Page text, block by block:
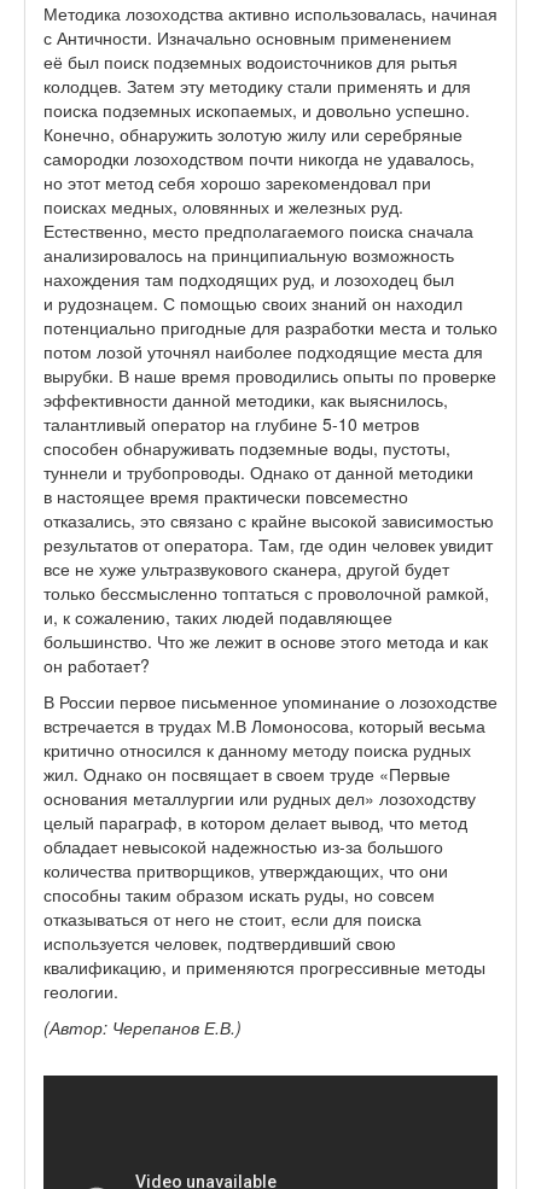
Методика лозоходства активно использовалась, начиная
с Античности. Изначально основным применением
её был поиск подземных водоисточников для рытья
колодцев. Затем эту методику стали применять и для
поиска подземных ископаемых, и довольно успешно.
Конечно, обнаружить золотую жилу или серебряные
самородки лозоходством почти никогда не удавалось,
но этот метод себя хорошо зарекомендовал при
поисках медных, оловянных и железных руд.
Естественно, место предполагаемого поиска сначала
анализировалось на принципиальную возможность
нахождения там подходящих руд, и лозоходец был
и рудознацем. С помощью своих знаний он находил
потенциально пригодные для разработки места и только
потом лозой уточнял наиболее подходящие места для
вырубки. В наше время проводились опыты по проверке
эффективности данной методики, как выяснилось,
талантливый оператор на глубине 5-10 метров
способен обнаруживать подземные воды, пустоты,
туннели и трубопроводы. Однако от данной методики
в настоящее время практически повсеместно
отказались, это связано с крайне высокой зависимостью
результатов от оператора. Там, где один человек увидит
все не хуже ультразвукового сканера, другой будет
только бессмысленно топтаться с проволочной рамкой,
и, к сожалению, таких людей подавляющее
большинство. Что же лежит в основе этого метода и как
он работает?
В России первое письменное упоминание о лозоходстве
встречается в трудах М.В Ломоносова, который весьма
критично относился к данному методу поиска рудных
жил. Однако он посвящает в своем труде «Первые
основания металлургии или рудных дел» лозоходству
целый параграф, в котором делает вывод, что метод
обладает невысокой надежностью из-за большого
количества притворщиков, утверждающих, что они
способны таким образом искать руды, но совсем
отказываться от него не стоит, если для поиска
используется человек, подтвердивший свою
квалификацию, и применяются прогрессивные методы
геологии.
(Автор: Черепанов Е.В.)